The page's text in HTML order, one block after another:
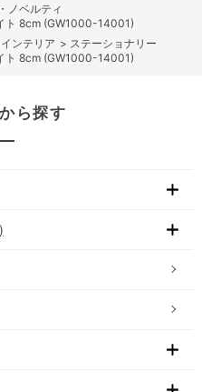
ノベルティ
ト 8cm (GW1000-14001)
インテリア > ステーショナリー
ト 8cm (GW1000-14001)
ら探す